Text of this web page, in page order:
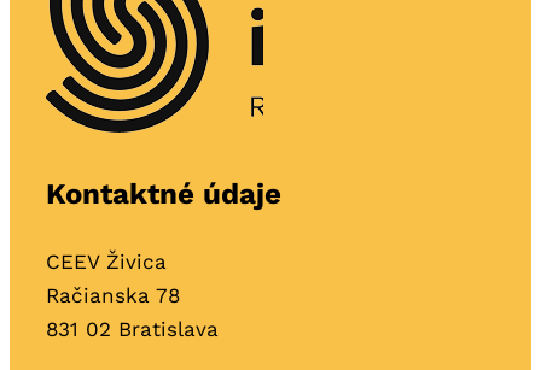
Kontaktné údaje
CEEV Živica
Račianska 78
831 02 Bratislava